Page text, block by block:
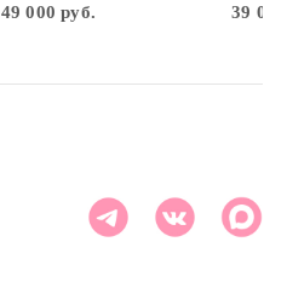
49 000 руб. 39